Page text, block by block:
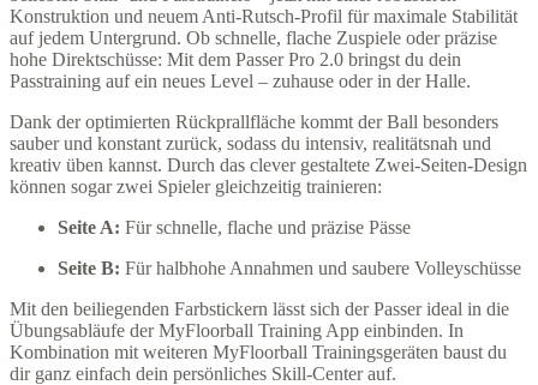
Konstruktion und neuem Anti-Rutsch-Profil für maximale Stabilität
auf jedem Untergrund. Ob schnelle, flache Zuspiele oder präzise
hohe Direktschüsse: Mit dem Passer Pro 2.0 bringst du dein
Passtraining auf ein neues Level – zuhause oder in der Halle.
Dank der optimierten Rückprallfläche kommt der Ball besonders
sauber und konstant zurück, sodass du intensiv, realitätsnah und
kreativ üben kannst. Durch das clever gestaltete Zwei-Seiten-Design
können sogar zwei Spieler gleichzeitig trainieren:
Seite A: Für schnelle, flache und präzise Pässe
Seite B: Für halbhohe Annahmen und saubere Volleyschüsse
Mit den beiliegenden Farbstickern lässt sich der Passer ideal in die
Übungsabläufe der MyFloorball Training App einbinden. In
Kombination mit weiteren MyFloorball Trainingsgeräten baust du
dir ganz einfach dein persönliches Skill-Center auf.